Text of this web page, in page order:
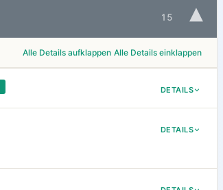
15 ▾
Alle Details aufklappen Alle Details einklappen
DETAILS
DETAILS